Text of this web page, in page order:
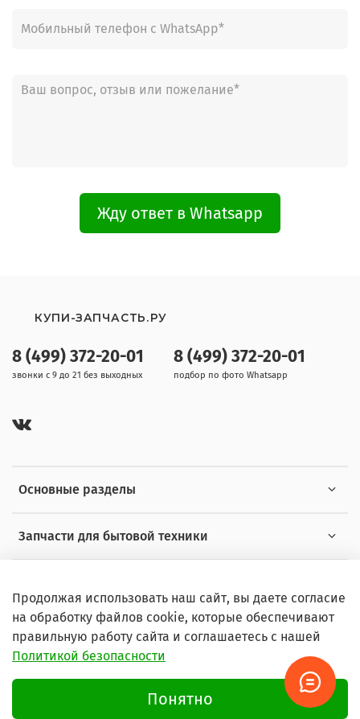
Жду ответ в Whatsapp
Основные разделы
Запчасти для бытовой техники
8 (499) 372-20-01
звонки с 9 до 21 без выходных
8 (499) 372-20-01
подбор по фото Whatsapp
КУПИ-ЗАПЧАСТЬ.РУ
© 2026 Любое использование контента без письменного
Продолжая использовать наш сайт, вы даете согласие
на обработку файлов cookie, которые обеспечивают
правильную работу сайта и соглашаетесь с нашей
Политикой безопасности
Понятно